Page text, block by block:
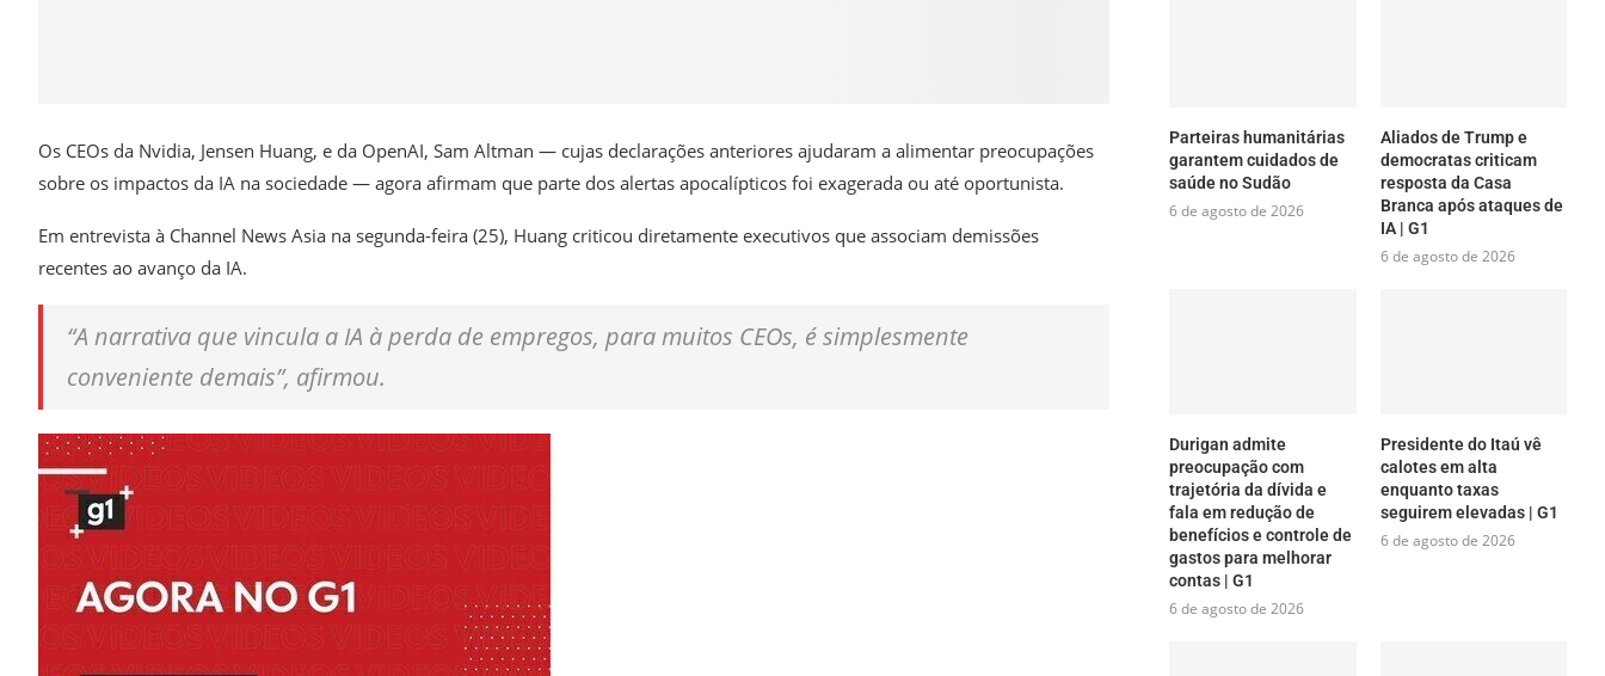
Os CEOs da Nvidia, Jensen Huang, e da OpenAI, Sam Altman — cujas declarações anteriores ajudaram a alimentar preocupações
sobre os impactos da IA na sociedade — agora afirmam que parte dos alertas apocalípticos foi exagerada ou até oportunista.
Em entrevista à Channel News Asia na segunda-feira (25), Huang criticou diretamente executivos que associam demissões
recentes ao avanço da IA.
“A narrativa que vincula a IA à perda de empregos, para muitos CEOs, é simplesmente
conveniente demais”, afirmou.
Parteiras humanitárias
garantem cuidados de
saúde no Sudão
6 de agosto de 2026
Aliados de Trump e
democratas criticam
resposta da Casa
Branca após ataques de
IA | G1
6 de agosto de 2026
Durigan admite
preocupação com
trajetória da dívida e
fala em redução de
benefícios e controle de
gastos para melhorar
contas | G1
6 de agosto de 2026
Presidente do Itaú vê
calotes em alta
enquanto taxas
seguirem elevadas | G1
6 de agosto de 2026